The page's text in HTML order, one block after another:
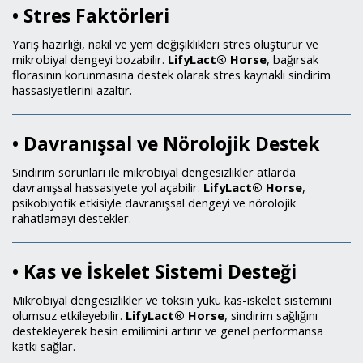
• Stres Faktörleri
Yarış hazırlığı, nakil ve yem değişiklikleri stres oluşturur ve
mikrobiyal dengeyi bozabilir. LifyLact® Horse, bağırsak
florasının korunmasına destek olarak stres kaynaklı sindirim
hassasiyetlerini azaltır.
• Davranışsal ve Nörolojik Destek
Sindirim sorunları ile mikrobiyal dengesizlikler atlarda
davranışsal hassasiyete yol açabilir. LifyLact® Horse,
psikobiyotik etkisiyle davranışsal dengeyi ve nörolojik
rahatlamayı destekler.
• Kas ve İskelet Sistemi Desteği
Mikrobiyal dengesizlikler ve toksin yükü kas-iskelet sistemini
olumsuz etkileyebilir. LifyLact® Horse, sindirim sağlığını
destekleyerek besin emilimini artırır ve genel performansa
katkı sağlar.